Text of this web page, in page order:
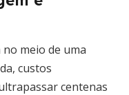
meio de uma
custos
centenas